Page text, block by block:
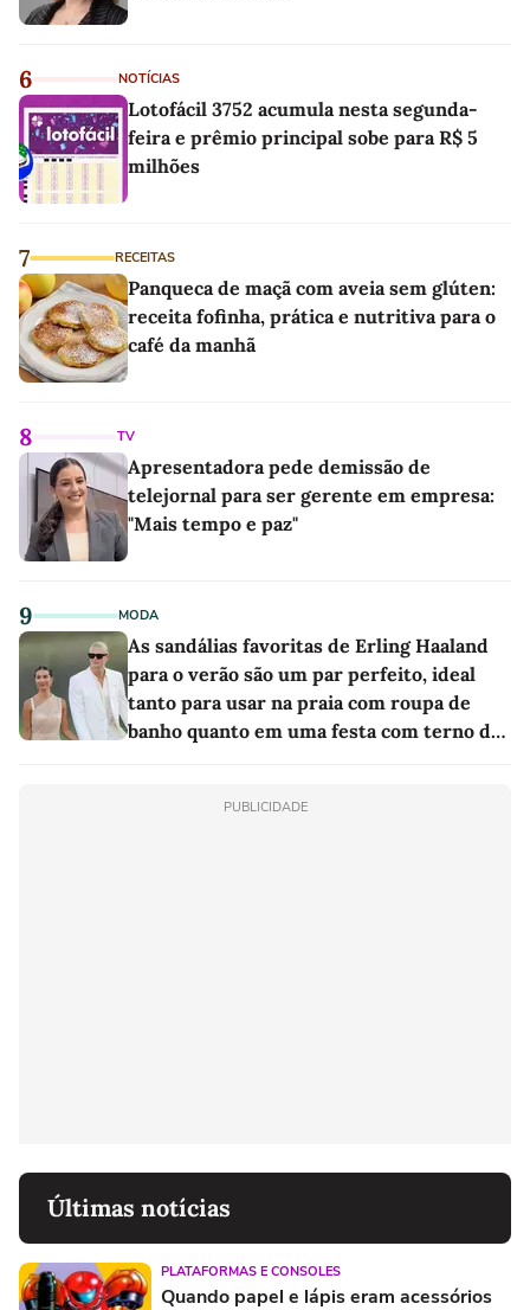
6 NOTÍCIAS
Lotofácil 3752 acumula nesta segunda-
feira e prêmio principal sobe para R$ 5
milhões
7 RECEITAS
Panqueca de maçã com aveia sem glúten:
receita fofinha, prática e nutritiva para o
café da manhã
8 TV
Apresentadora pede demissão de
telejornal para ser gerente em empresa:
"Mais tempo e paz"
9 MODA
As sandálias favoritas de Erling Haaland
para o verão são um par perfeito, ideal
tanto para usar na praia com roupa de
banho quanto em uma festa com terno de
PUBLICIDADE
Últimas notícias
PLATAFORMAS E CONSOLES
Quando papel e lápis eram acessórios